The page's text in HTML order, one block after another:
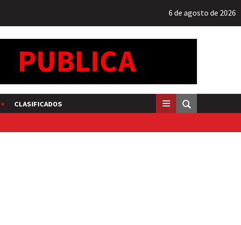
6 de agosto de 2026
CLASIFICADOS